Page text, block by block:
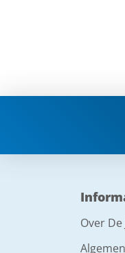
Over De